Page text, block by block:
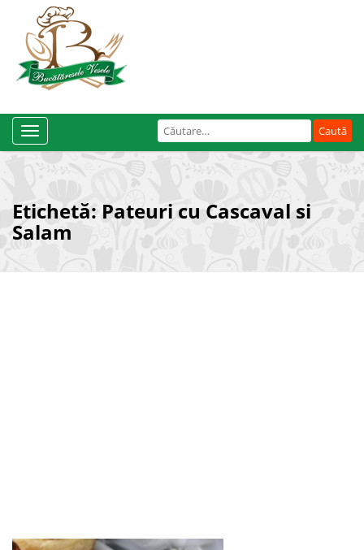
Caută
după:
Toggle
Navigation
Etichetă: Pateuri cu Cascaval si
Salam